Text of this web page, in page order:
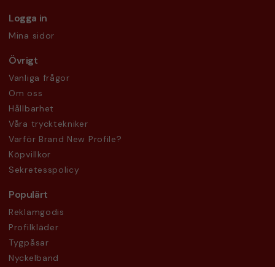
Logga in
Mina sidor
Övrigt
Vanliga frågor
Om oss
Hållbarhet
Våra trycktekniker
Varför Brand New Profile?
Köpvillkor
Sekretesspolicy
Populärt
Reklamgodis
Profilkläder
Tygpåsar
Nyckelband